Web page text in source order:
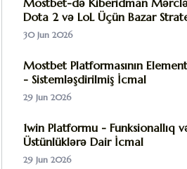
Mostbet-də Kiberidman
Dota 2 və LoL Üçün Bazar
30 Jun 2026
Mostbet Platformasının
- Sistemləşdirilmiş İcmal
29 Jun 2026
1win Platformu - Funksionallıq
Üstünlüklərə Dair İcmal
29 Jun 2026